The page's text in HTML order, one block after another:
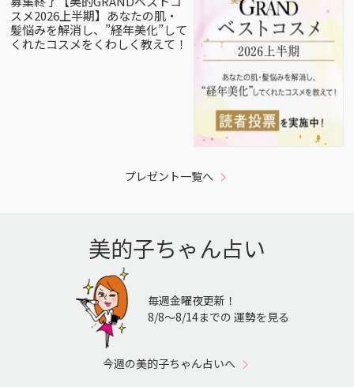
スメ2026上半期】あなたの肌・
髪悩みを解消し、”経年美化”して
くれたコスメをくわしく教えて！
プレゼント一覧へ
美的子ちゃん占い
毎週金曜夜更新！
8/8〜8/14までの 運勢を見る
今週の美的子ちゃん占いへ